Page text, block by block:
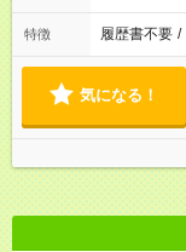
特徴 履歴書不要 /
気になる！